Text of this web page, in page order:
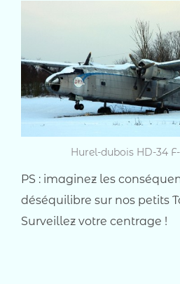
Hurel-dubois HD-34
PS : imaginez les
déséquilibre sur nos petits
Surveillez votre centrage !